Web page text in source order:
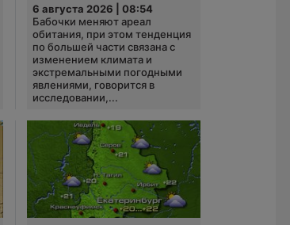
6 августа 2026 | 08:54
Бабочки меняют ареал
обитания, при этом тенденция
по большей части связана с
изменением климата и
экстремальными погодными
явлениями, говорится в
исследовании,...